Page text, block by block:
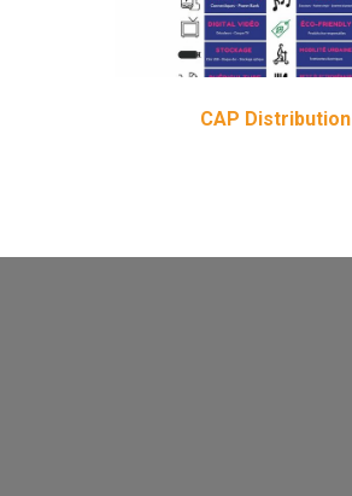
CAP Distribution